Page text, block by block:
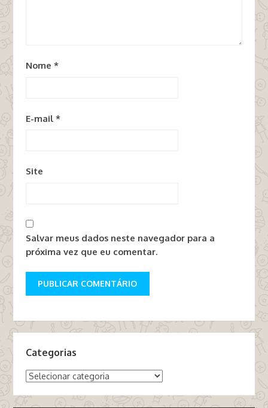
Nome *
E-mail *
Site
Salvar meus dados neste navegador para a
próxima vez que eu comentar.
Categorias
Categorias